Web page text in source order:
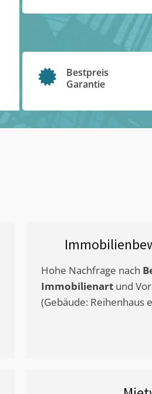
Bestpreis
Garantie
Hohe Nachfrage nach
Immobilienart und
(Gebäude: Reihenhaus